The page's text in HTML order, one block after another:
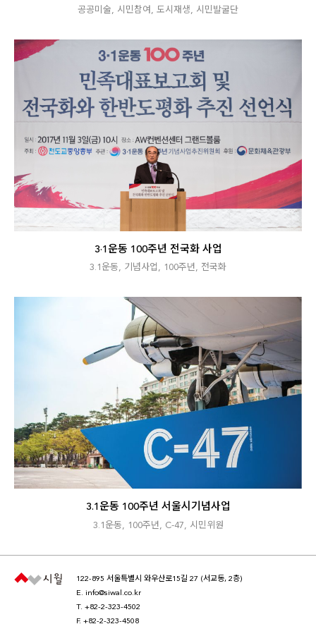
공공미술, 시민참여 , 도시재생, 시민발굴단
3·1운동 100주년 전국화 사업
3.1운동, 기념사업 , 100주년, 전국화
3.1운동 100주년 서울시기념사업
3.1운동, 100주년, C-47, 시민위원
122-895 서울특별시 와우산로15길 27 (서교동, 2층)
E. info@siwal.co.kr
T. +82-2-323-4502
F. +82-2-323-4508